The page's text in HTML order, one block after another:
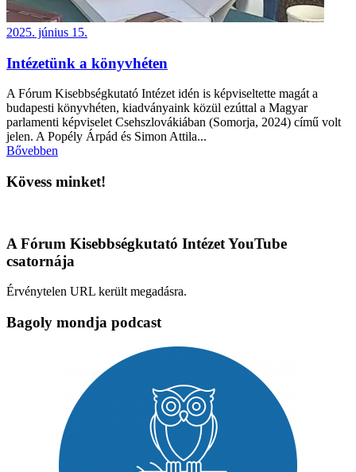
2025. június 15.
Intézetünk a könyvhéten
A Fórum Kisebbségkutató Intézet idén is képviseltette magát a
budapesti könyvhéten, kiadványaink közül ezúttal a Magyar
parlamenti képviselet Csehszlovákiában (Somorja, 2024) című volt
jelen. A Popély Árpád és Simon Attila...
Bővebben
Kövess minket!
A Fórum Kisebbségkutató Intézet YouTube
csatornája
Érvénytelen URL került megadásra.
Bagoly mondja podcast